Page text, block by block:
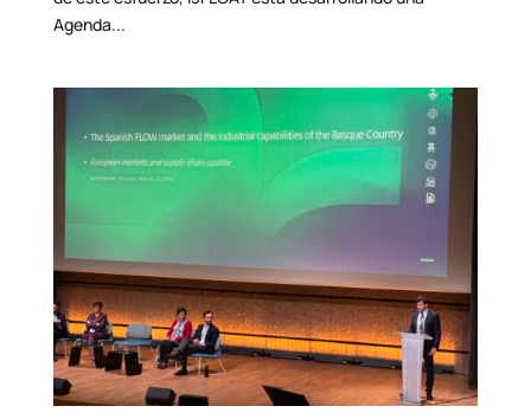
Agenda...